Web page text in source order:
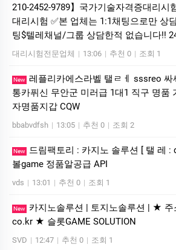
210-2452-9789】국가기술자격증대리시
대리시험 ✅본 업체는 1:1채팅으로만 상
팅$텔레채널/그룹 상담한적 없습니다!!
대리시험전문업체 | 13:06 | 추천 0 | 조회 1
New 레플리카에스라벨 탤ㄹㅔ sssreo 싸
통카퓌신 무안군 미러급 1대1 직구 명품
자명품지갑 CQW
bbabvdfsh | 13:05 | 추천 0 | 조회 2
New
드림팩토리 : 카­지노 솔­루션 [ 탤 레 :
볼game 정품알공급 API
vds | 13:01 | 추천 0 | 조회 1
New
카지노솔루션 | 토지노솔루션 | ★
co.kr ★ 슬롯GAME SOLUTION
SVD | 12:47 | 추천 0 | 조회 1